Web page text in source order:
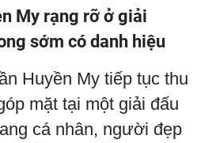
My rạng rỡ ở giải
sớm có danh hiệu
Huyền My tiếp tục thu
mặt tại một giải đấu
cá nhân, người đẹp